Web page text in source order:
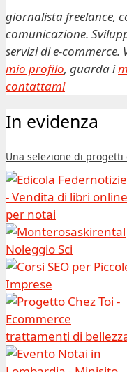
giornalista freelance,
comunicazione.
servizi di e-commerce.
mio profilo, guarda i
contattami
In evidenza
Una selezione di